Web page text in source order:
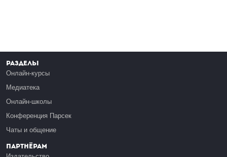
Разделы
Онлайн-курсы
Медиатека
Онлайн-школы
Конференция Парсек
Чаты и общение
Партнёрам